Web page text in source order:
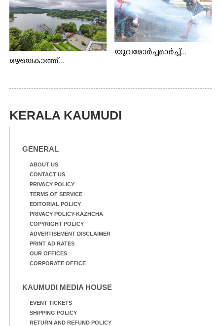
മഴയെകാത്ത്...
യുവമോർച്ചമാർച്ച്...
KERALA KAUMUDI
GENERAL
ABOUT US
CONTACT US
PRIVACY POLICY
TERMS OF SERVICE
EDITORIAL POLICY
PRIVACY POLICY-KAZHCHA
COPYRIGHT POLICY
ADVERTISEMENT DISCLAIMER
PRINT AD RATES
OUR OFFICES
CORPORATE OFFICE
KAUMUDI MEDIA HOUSE
EVENT TICKETS
SHIPPING POLICY
RETURN AND REFUND POLICY